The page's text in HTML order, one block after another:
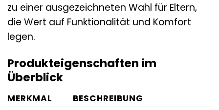
zu einer ausgezeichneten Wahl für Eltern,
die Wert auf Funktionalität und Komfort
legen.
Produkteigenschaften im
Überblick
MERKMAL BESCHREIBUNG